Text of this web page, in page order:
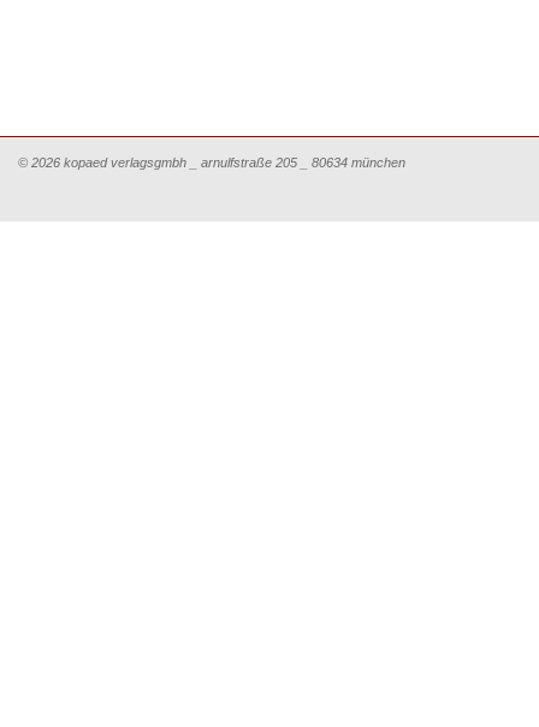
© 2026 kopaed verlagsgmbh _ arnulfstraße 205 _ 80634 münchen